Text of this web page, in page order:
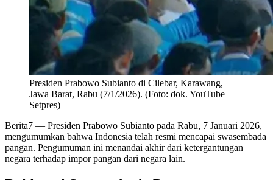
Presiden Prabowo Subianto di Cilebar, Karawang,
Jawa Barat, Rabu (7/1/2026). (Foto: dok. YouTube
Setpres)
Berita7 — Presiden Prabowo Subianto pada Rabu, 7 Januari 2026,
mengumumkan bahwa Indonesia telah resmi mencapai swasembada
pangan. Pengumuman ini menandai akhir dari ketergantungan
negara terhadap impor pangan dari negara lain.